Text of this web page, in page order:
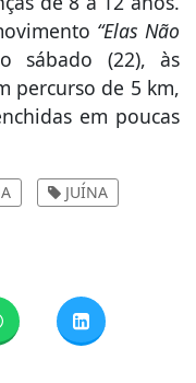
“Elas Não
sábado (22), às
percurso de 5 km,
em poucas
JUÍNA